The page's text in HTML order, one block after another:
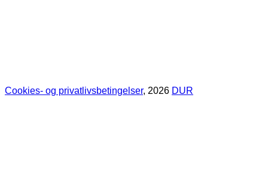
Cookies- og privatlivsbetingelser, 2026 DUR